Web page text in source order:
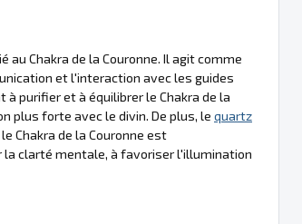
Chakra de la Couronne. Il agit comme
et l'interaction avec les guides
purifier et à équilibrer le Chakra de la
plus forte avec le divin. De plus, le quartz
Chakra de la Couronne est
la clarté mentale, à favoriser l'illumination